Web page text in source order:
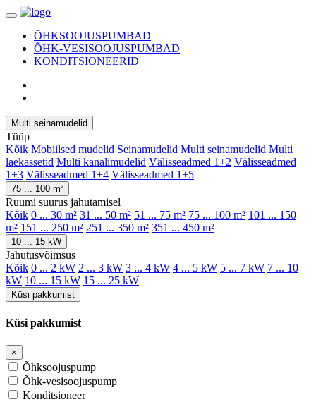
ÕHKSOOJUSPUMBAD
ÕHK-VESISOOJUSPUMBAD
KONDITSIONEERID
Multi seinamudelid
Tüüp
Kõik Mobiilsed mudelid Seinamudelid Multi seinamudelid Multi
laekassetid Multi kanalimudelid Välisseadmed 1+2 Välisseadmed
1+3 Välisseadmed 1+4 Välisseadmed 1+5
75 ... 100 m²
Ruumi suurus jahutamisel
Kõik 0 ... 30 m² 31 ... 50 m² 51 ... 75 m² 75 ... 100 m² 101 ... 150
m² 151 ... 250 m² 251 ... 350 m² 351 ... 450 m²
10 ... 15 kW
Jahutusvõimsus
Kõik 0 ... 2 kW 2 ... 3 kW 3 ... 4 kW 4 ... 5 kW 5 ... 7 kW 7 ... 10
kW 10 ... 15 kW 15 ... 25 kW
Küsi pakkumist
Küsi pakkumist
×
Õhksoojuspump
Õhk-vesisoojuspump
Konditsioneer